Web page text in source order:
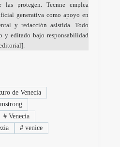
las protegen. Tecnne emplea
generativa como apoyo en
y redacción asistida. Todo
y editado bajo responsabilidad
].
de Venecia
#Venecia
# venice